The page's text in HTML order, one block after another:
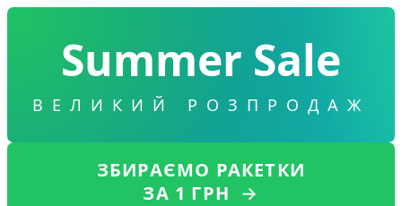
Summer Sale
ВЕЛИКИЙ РОЗПРОДАЖ
ЗБИРАЄМО РАКЕТКИ
ЗА 1 ГРН →